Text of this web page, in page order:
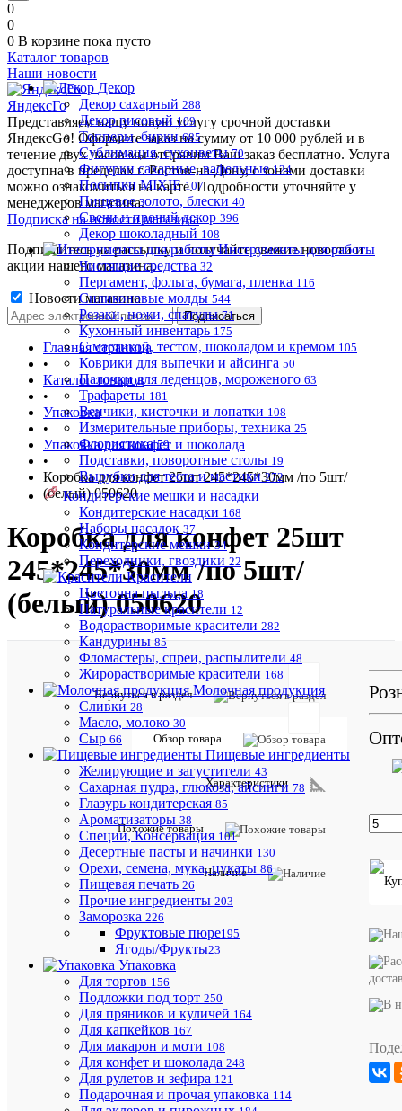
0
0
0 В корзине пока пусто
Каталог товаров
Декор
Декор сахарный 288
Декор рисовый 109
Топперы, бирки 685
Сублимация, сухоцветы 70
Фигурки сахарные, вафельные 124
Посыпки MIXIE 107
Пищевое золото, блески 40
Свечи и прочий декор 396
Декор шоколадный 108
Инструменты для работы
Чистящие средства 32
Пергамент, фольга, бумага, пленка 116
Силиконовые молды 544
Резаки, ножи, спатулы 71
Кухонный инвентарь 175
С мастикой, тестом, шоколадом и кремом 105
Коврики для выпечки и айсинга 50
Палочки для леденцов, мороженого 63
Трафареты 181
Венчики, кисточки и лопатки 108
Измерительные приборы, техника 25
Флористика 59
Подставки, поворотные столы 19
Вырубки для теста и мастики 272
Кондитерские мешки и насадки
Кондитерские насадки 168
Наборы насадок 37
Кондитерские мешки 34
Переходники, гвоздики 22
Красители
Цветочна пыльца 18
Натуральные красители 12
Водорастворимые красители 282
Кандурины 85
Фломастеры, спреи, распылители 48
Жирорастворимые красители 168
Молочная продукция
Сливки 28
Масло, молоко 30
Сыр 66
Пищевые ингредиенты
Желирующие и загустители 43
Сахарная пудра, глюкоза, айсинги 78
Глазурь кондитерская 85
Ароматизаторы 38
Специи, Консервация 101
Десертные пасты и начинки 130
Орехи, семена, мука, цукаты 86
Пищевая печать 26
Прочие ингредиенты 203
Заморозка 226
Фруктовые пюре195
Ягоды/Фрукты23
Упаковка
Для тортов 156
Подложки под торт 250
Для пряников и куличей 164
Для капкейков 167
Для макарон и моти 108
Для конфет и шоколада 248
Для рулетов и зефира 121
Подарочная и прочая упаковка 114
Наши новости
ЯндексГо
Представляем нашу новую услугу срочной доставки
ЯндексGo! Оформите заказ на сумму от 10 000 рублей и в
течение двух часов мы отправим Ваш заказ бесплатно. Услуга
доступна в пределах г. Ростов-на-Дону, с зонами доставки
можно ознакомиться на карте. Подробности уточняйте у
менеджеров магазина.
Подписка на новости магазина
Подпишитесь на рассылку и получайте свежие новости и
акции нашего магазина.
Новости магазина
Главная страница
•
Каталог товаров
•
Упаковка
•
Упаковка для конфет и шоколада
•
Коробка для конфет 25шт 245*245*30мм /по 5шт/
(белый) 050620
Коробка для конфет 25шт
245*245*30мм /по 5шт/
(белый) 050620
Вернуться в раздел
Обзор товара
Характеристики
Похожие товары
Наличие
Добавить
Артикул:
050620
конфет
25шт
5шт/